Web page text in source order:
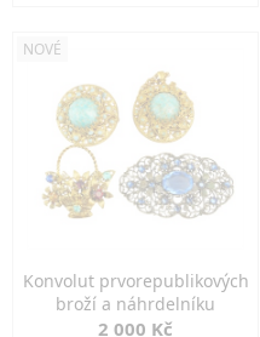
NOVÉ
Konvolut prvorepublikových
broží a náhrdelníku
2 000 Kč